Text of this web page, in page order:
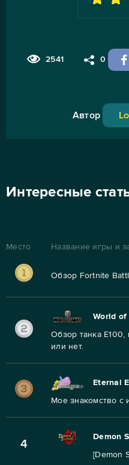
2541 0
Автор
Интересные
Место Название игры и
Обзор Fortnite
World of
Обзор танка E100,
или нет.
Eternal
Мое знакомство с
4
Demon
[Demon